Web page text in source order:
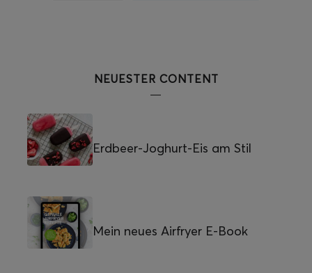
NEUESTER CONTENT
Erdbeer-Joghurt-Eis am Stil
Mein neues Airfryer E-Book